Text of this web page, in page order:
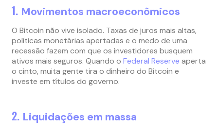
1. Movimentos macroeconômicos
O Bitcoin não vive isolado. Taxas de juros mais altas,
políticas monetárias apertadas e o medo de uma
recessão fazem com que os investidores busquem
ativos mais seguros. Quando o Federal Reserve aperta
o cinto, muita gente tira o dinheiro do Bitcoin e
investe em títulos do governo.
2. Liquidações em massa